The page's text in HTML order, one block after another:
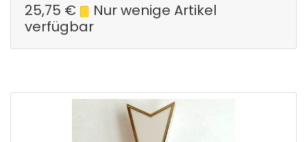
25,75 €
Nur wenige Artikel
verfügbar